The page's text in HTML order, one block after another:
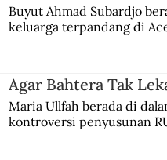
Buyut Ahmad Subardjo
keluarga terpandang di
Agar Bahtera Tak
Maria Ullfah berada di
kontroversi penyusunan